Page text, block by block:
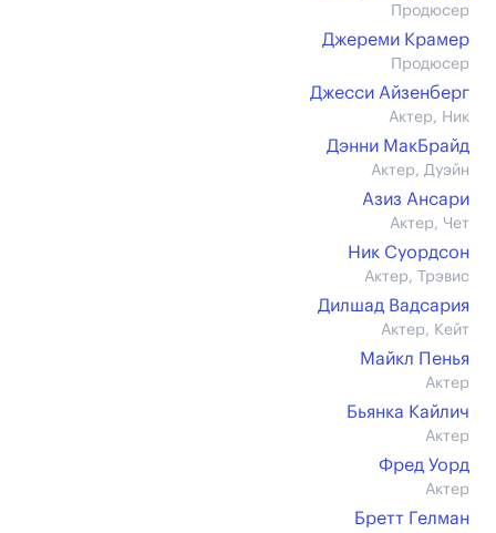
Продюсер
Джереми Крамер
Продюсер
Джесси Айзенберг
Актер, Ник
Дэнни МакБрайд
Актер, Дуэйн
Азиз Ансари
Актер, Чет
Ник Суордсон
Актер, Трэвис
Дилшад Вадсария
Актер, Кейт
Майкл Пенья
Актер
Бьянка Кайлич
Актер
Фред Уорд
Актер
Бретт Гелман